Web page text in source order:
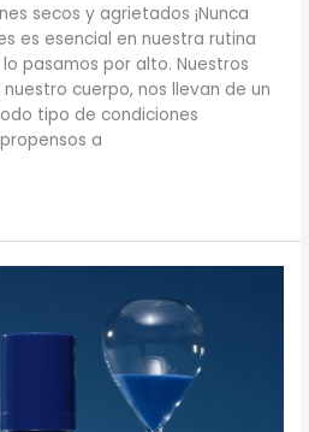
secos y agrietados ¡Nunca
es esencial en nuestra rutina
pasamos por alto. Nuestros
cuerpo, nos llevan de un
tipo de condiciones
a